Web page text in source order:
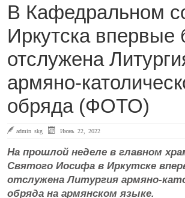
В Кафедральном
Иркутска впервые
отслужена
армяно-
обряда (ФОТО)
admin skg Июнь 22, 2022
На прошлой неделе в главном
Святого Иосифа в Иркутске
отслужена Литургия армяно-
обряда на армянском языке.